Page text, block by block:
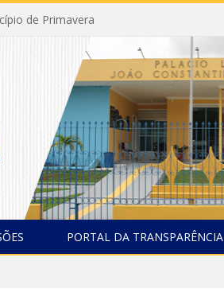
de Primavera
PORTAL DA TRANSPARÊNCIA